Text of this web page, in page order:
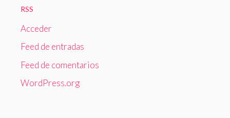
RSS
Acceder
Feed de entradas
Feed de comentarios
WordPress.org